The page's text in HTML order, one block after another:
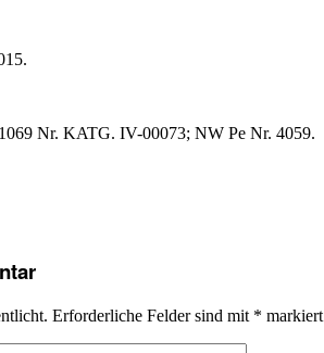
Nr. KATG. IV-00073; NW Pe Nr. 4059.
Erforderliche Felder sind mit * markiert